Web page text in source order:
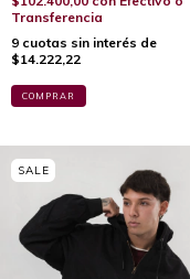
Transferencia
9 cuotas sin interés de
$14.222,22
COMPRAR